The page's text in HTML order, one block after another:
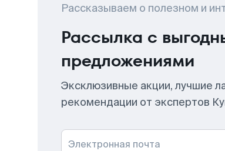
Рассказываем о полезном и
Рассылка с
предложениями
Эксклюзивные акции, лучшие
рекомендации от экспертов
Электронная почта